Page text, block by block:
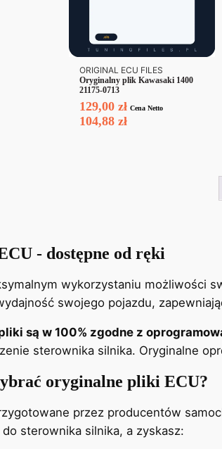
ORIGINAL ECU FILES
Oryginalny plik Kawasaki 1400
21175-0713
129,00 zł Cena Netto
104,88 zł
- dostępne od ręki
wykorzystaniu możliwości
swojego pojazdu,
są w 100% zgodne z
sterownika silnika. Oryginalne
oryginalne pliki ECU?
przez producentów
sterownika silnika, a zyskasz: